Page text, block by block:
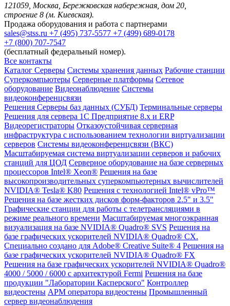
121059, Москва, Бережковская набережная, дом 20,
строение 8 (м. Киевская).
Продажа оборудования и работа с партнерами
sales@stss.ru +7 (495) 737-5577 +7 (499) 689-0178
+7 (800) 707-7547
(бесплатный федеральный номер).
Все контакты
Каталог Серверы Системы хранения данных Рабочие станции
Суперкомпьютеры Серверные платформы Сетевое
оборудование Видеонаблюдение Системы
видеоконференцсвязи
Решения Серверы баз данных (СУБД) Терминальные серверы
Решения для сервера 1С Предприятие 8.x и ERP
Видеорегистраторы Отказоустойчивая серверная
инфраструктура с использованием технологии виртуализации
серверов Системы видеоконференцсвязи (ВКС)
Масштабируемая система виртуализации серверов и рабочих
станций для ЦОД Серверное оборудование на базе серверных
процессоров Intel® Xeon® Решения на базе
высокопроизводительных суперкомпьютерных вычислителей
NVIDIA® Tesla® K80 Решения с технологией Intel® vPro™
Решения на базе жестких дисков форм-факторов 2.5" и 3.5"
Графические станции для работы с телетрансляциями в
режиме реального времени Масштабируемая многоэкранная
визуализация на базе NVIDIA® Quadro® SVS Решения на
базе графических ускорителей NVIDIA® Quadro® CX.
Специально создано для Adobe® Creative Suite® 4 Решения на
базе графических ускорителей NVIDIA® Quadro® FX
Решения на базе графических ускорителей NVIDIA® Quadro®
4000 / 5000 / 6000 с архитектурой Fermi Решения на базе
продукции "Лаборатории Касперского" Контроллер
видеостены АРМ оператора видеостены Промышленный
сервер видеонаблюдения